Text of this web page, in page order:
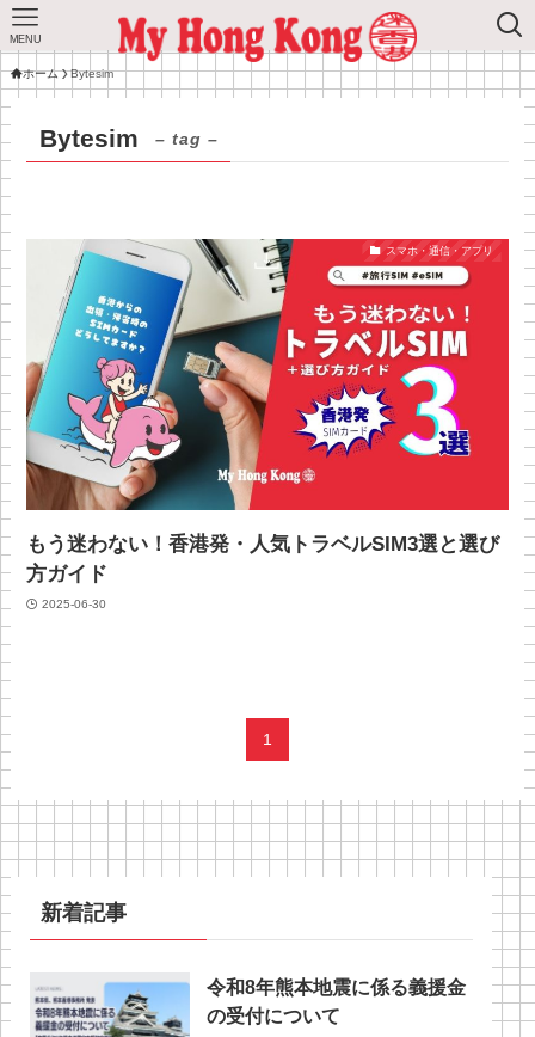
MENU
ホーム Bytesim
Bytesim – tag –
スマホ・通信・アプリ
もう迷わない！香港発・人気トラベルSIM3選と選び
方ガイド
2025-06-30
1
新着記事
令和8年熊本地震に係る義援金
の受付について